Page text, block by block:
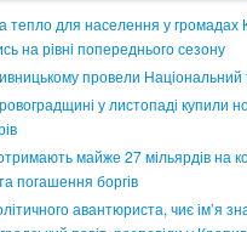
тепло для населення у громадах
на рівні попереднього сезону
провели
у листопаді купили
майже 27 мільярдів на
погашення боргів
авантюриста, чиє ім’я